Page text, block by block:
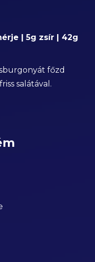
| 5g zsír | 42g
főzd
salátával.